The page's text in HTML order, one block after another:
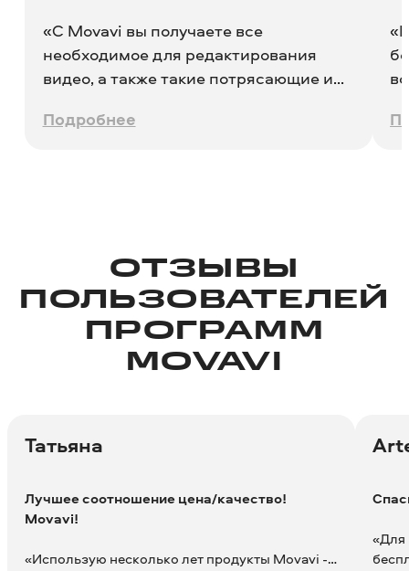
«C Movavi вы получаете все
необходимое для редактирования
видео, а также такие потрясающие и
обнаружение битов, удаление шума,
Подробнее
ОТЗЫВЫ
ПОЛЬЗОВАТЕЛЕЙ
ПРОГРАММ
MOVAVI
Татьяна
Лучшее соотношение цена/качество!
Movavi!
«‎Использую несколько лет продукты Movavi -
«‎Для